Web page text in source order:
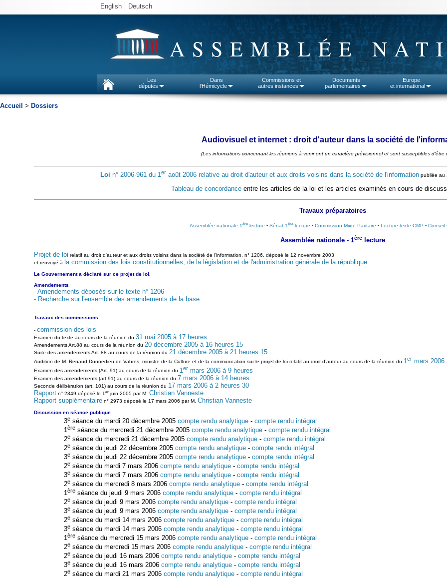
English Deutsch
ASSEMBLÉE
Les
députés
Dans
l'Hémicycle
Commissions et
autres instances
Documents
parlementaires
Europe
et international
Accueil > Dossiers
Audiovisuel et internet : droit d'auteur dans la société de
(Les informations concernant les réunions à venir ont un caractère prévisionnel et sont susceptibles d'être
Loi n° 2006-961 du 1er août 2006 relative au droit d'auteur et aux droits voisins dans la société de l'information publiée au
Tableau de concordanceentre les articles de la loi et les articles examinés en cours de
Travaux préparatoires
Assemblée nationale 1 ère lecture - Sénat 1 ère lecture - Commission Mixte Paritaire - Lecture texte CMP - Conseil
Assemblée nationale - 1ère
lecture
Projet de loi relatif au droit d'auteur et aux droits voisins dans la société de l'information, n° 1206, déposé le 12 novembre 2003
et renvoyé à la commission des lois constitutionnelles, de la législation et de l'administration générale de la république
Le Gouvernement a déclaré sur ce projet de loi.
Amendements
- Amendements déposés sur le texte n° 1206
- Recherche sur l'ensemble des amendements de la base
Travaux des commissions
- commission des lois
Examen du texte au cours de la réunion du 31 mai 2005 à 17 heures
Amendements Art.88 au cours de la réunion du 20 décembre 2005 à 16 heures 15
Suite des amendements Art. 88 au cours de la réunion du 21 décembre 2005 à 21 heures 15
Audition de M. Renaud Donnedieu de Vabres, ministre de la Culture et de la communication sur le projet de loi relatif au droit d’auteur au cours de la réunion du 1er mars 2006
Examen des amendements (Art. 91) au cours de la réunion du 1 er mars 2006 à 9 heures
Examen des amendements (art.91) au cours de la réunion du 7 mars 2006 à 14 heures
Seconde délibération (art. 101) au cours de la réunion du 17 mars 2006 à 2 heures 30
Rapportn° 2349 déposé le 1erjuin 2005 par M. Christian Vanneste
Rapport supplémentairen° 2973 déposé le 17 mars 2006 par M. Christian Vanneste
Discussion en séance publique
3e séance du mardi 20 décembre 2005 compte rendu analytique - compte rendu intégral
1ère séance du mercredi 21 décembre 2005 compte rendu analytique - compte rendu intégral
2e séance du mercredi 21 décembre 2005 compte rendu analytique - compte rendu intégral
2e séance du jeudi 22 décembre 2005 compte rendu analytique - compte rendu intégral
3e séance du jeudi 22 décembre 2005 compte rendu analytique - compte rendu intégral
2e séance du mardi 7 mars 2006 compte rendu analytique - compte rendu intégral
3e séance du mardi 7 mars 2006 compte rendu analytique - compte rendu intégral
2e séance du mercredi 8 mars 2006 compte rendu analytique - compte rendu intégral
1ère séance du jeudi 9 mars 2006 compte rendu analytique - compte rendu intégral
2e séance du jeudi 9 mars 2006 compte rendu analytique - compte rendu intégral
3e séance du jeudi 9 mars 2006 compte rendu analytique - compte rendu intégral
2e séance du mardi 14 mars 2006 compte rendu analytique - compte rendu intégral
3e séance du mardi 14 mars 2006 compte rendu analytique - compte rendu intégral
1ère séance du mercredi 15 mars 2006 compte rendu analytique - compte rendu intégral
2e séance du mercredi 15 mars 2006 compte rendu analytique - compte rendu intégral
2e séance du jeudi 16 mars 2006 compte rendu analytique - compte rendu intégral
3e séance du jeudi 16 mars 2006 compte rendu analytique - compte rendu intégral
2e séance du mardi 21 mars 2006 compte rendu analytique - compte rendu intégral